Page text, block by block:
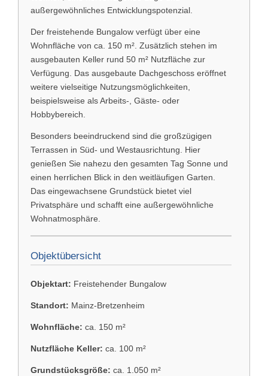
außergewöhnliches Entwicklungspotenzial.
Der freistehende Bungalow verfügt über eine
Wohnfläche von ca. 150 m². Zusätzlich stehen im
ausgebauten Keller rund 50 m² Nutzfläche zur
Verfügung. Das ausgebaute Dachgeschoss eröffnet
weitere vielseitige Nutzungsmöglichkeiten,
beispielsweise als Arbeits-, Gäste- oder
Hobbybereich.
Besonders beeindruckend sind die großzügigen
Terrassen in Süd- und Westausrichtung. Hier
genießen Sie nahezu den gesamten Tag Sonne und
einen herrlichen Blick in den weitläufigen Garten.
Das eingewachsene Grundstück bietet viel
Privatsphäre und schafft eine außergewöhnliche
Wohnatmosphäre.
Objektübersicht
Objektart: Freistehender Bungalow
Standort: Mainz-Bretzenheim
Wohnfläche: ca. 150 m²
Nutzfläche Keller: ca. 100 m²
Grundstücksgröße: ca. 1.050 m²